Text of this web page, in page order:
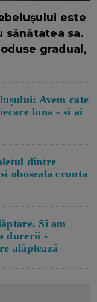
este
sa.
gradual,
Avem cate
luna - si ai
dintre
oboseala crunta
Si am
durerii -
alăptează